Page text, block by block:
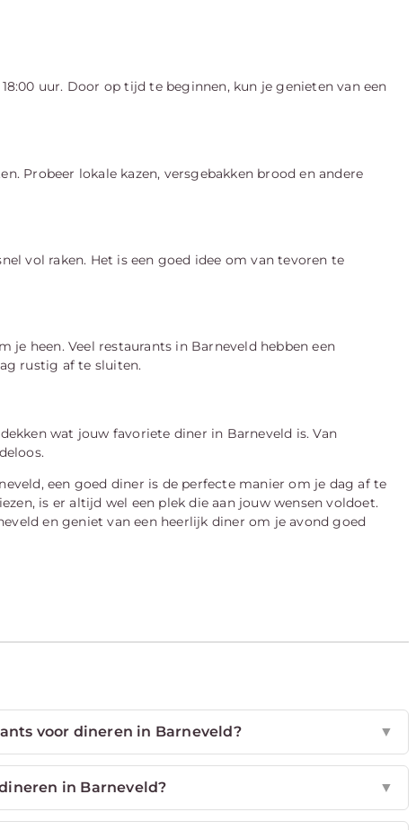
uur. Door op tijd te beginnen, kun je genieten van een
Probeer lokale kazen, versgebakken brood en andere
vol raken. Het is een goed idee om van tevoren te
je heen. Veel restaurants in Barneveld hebben een
rustig af te sluiten.
wat jouw favoriete diner in Barneveld is. Van
een goed diner is de perfecte manier om je dag af te
is er altijd wel een plek die aan jouw wensen voldoet.
en geniet van een heerlijk diner om je avond goed
voor dineren in Barneveld? ▼
in Barneveld? ▼